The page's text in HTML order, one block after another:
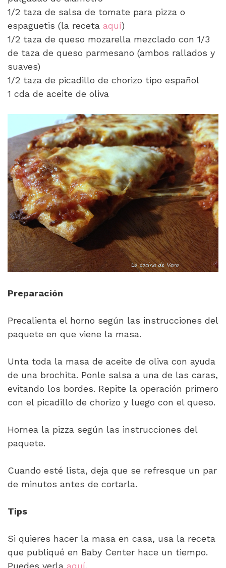
1/2 taza de salsa de tomate para pizza o
espaguetis (la receta aquí)
1/2 taza de queso mozarella mezclado con 1/3
de taza de queso parmesano (ambos rallados y
suaves)
1/2 taza de picadillo de chorizo tipo español
1 cda de aceite de oliva
Preparación
Precalienta el horno según las instrucciones del
paquete en que viene la masa.
Unta toda la masa de aceite de oliva con ayuda
de una brochita. Ponle salsa a una de las caras,
evitando los bordes. Repite la operación primero
con el picadillo de chorizo y luego con el queso.
Hornea la pizza según las instrucciones del
paquete.
Cuando esté lista, deja que se refresque un par
de minutos antes de cortarla.
Tips
Si quieres hacer la masa en casa, usa la receta
que publiqué en Baby Center hace un tiempo.
Puedes verla aquí